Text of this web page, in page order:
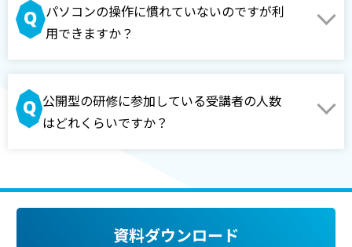
パソコンの操作に慣れていないのですが利
用できますか？
公開型の研修に参加している受講者の人数
はどれくらいですか？
資料ダウンロード